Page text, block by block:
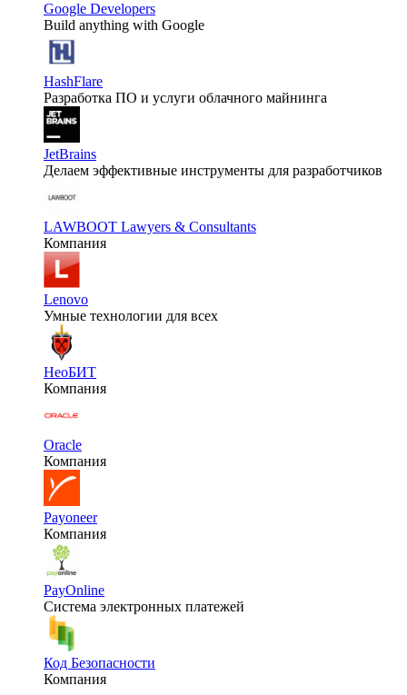
Google Developers
Build anything with Google
HashFlare
Разработка ПО и услуги облачного майнинга
JetBrains
Делаем эффективные инструменты для разработчиков
LAWBOOT Lawyers & Consultants
Компания
Lenovo
Умные технологии для всех
НеоБИТ
Компания
Oracle
Компания
Payoneer
Компания
PayOnline
Система электронных платежей
Код Безопасности
Компания